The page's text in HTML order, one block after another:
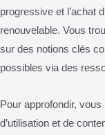
progressive et l’achat
renouvelable. Vous
sur des notions clés
possibles via des
Pour approfondir,
d’utilisation et de